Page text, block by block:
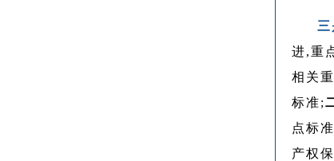
进,重
相关
标准;
点标
产权